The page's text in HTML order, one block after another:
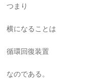
つまり
横になることは
循環回復装置
なのである。